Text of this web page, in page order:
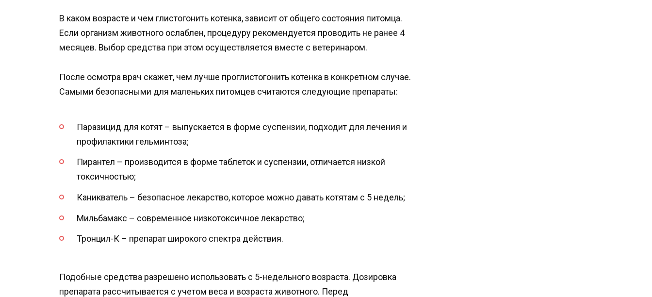
В каком возрасте и чем глистогонить котенка, зависит от общего состояния питомца.
Если организм животного ослаблен, процедуру рекомендуется проводить не ранее 4
месяцев. Выбор средства при этом осуществляется вместе с ветеринаром.
После осмотра врач скажет, чем лучше проглистогонить котенка в конкретном случае.
Самыми безопасными для маленьких питомцев считаются следующие препараты:
Паразицид для котят – выпускается в форме суспензии, подходит для лечения и
профилактики гельминтоза;
Пирантел – производится в форме таблеток и суспензии, отличается низкой
токсичностью;
Каникватель – безопасное лекарство, которое можно давать котятам с 5 недель;
Мильбамакс – современное низкотоксичное лекарство;
Тронцил-К – препарат широкого спектра действия.
Подобные средства разрешено использовать с 5-недельного возраста. Дозировка
препарата рассчитывается с учетом веса и возраста животного. Перед